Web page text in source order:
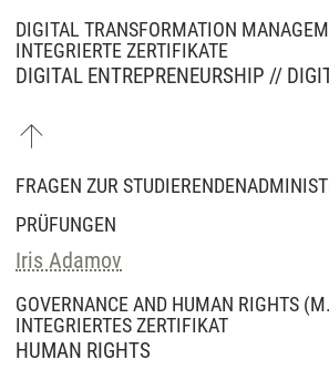
DIGITAL TRANSFORMATION
INTEGRIERTE ZERTIFIKATE
DIGITAL ENTREPRENEURSHIP //
FRAGEN ZUR
PRÜFUNGEN
Iris Adamov
GOVERNANCE AND HUMAN RIGHTS
INTEGRIERTES ZERTIFIKAT
HUMAN RIGHTS